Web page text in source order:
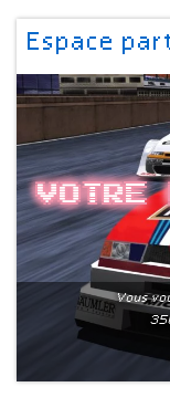
Espace
Vous